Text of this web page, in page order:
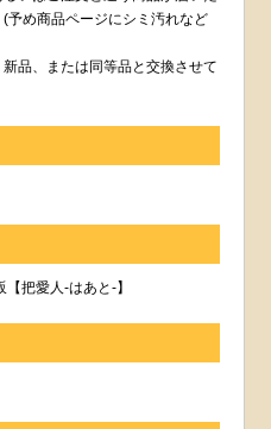
予め商品ページにシミ汚れなど
品、または同等品と交換させて
把愛人-はあと-】